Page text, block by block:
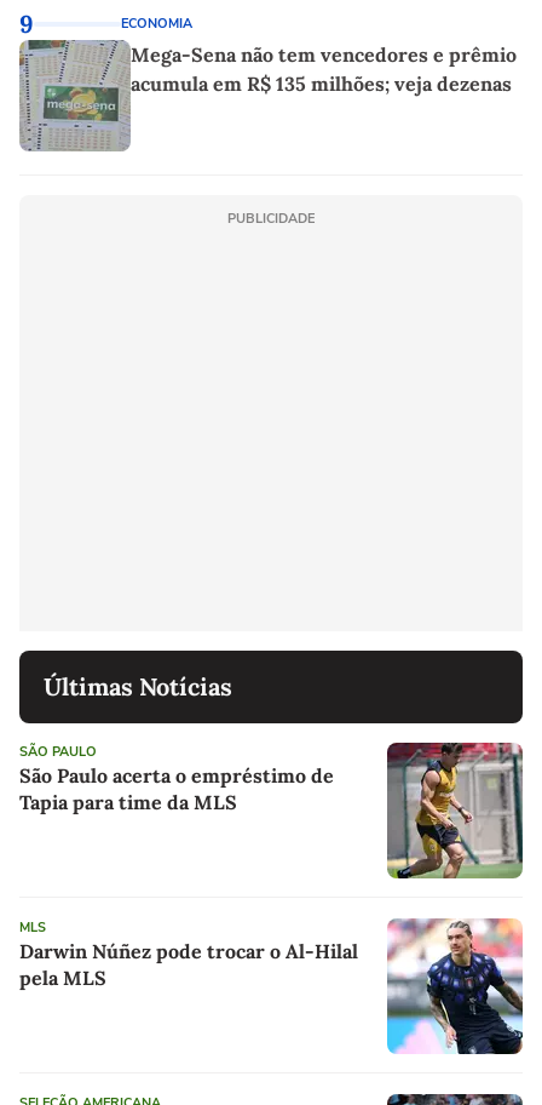
9 ECONOMIA
Mega-Sena não tem vencedores e prêmio
acumula em R$ 135 milhões; veja dezenas
PUBLICIDADE
Últimas Notícias
SÃO PAULO
São Paulo acerta o empréstimo de
Tapia para time da MLS
MLS
Darwin Núñez pode trocar o Al-Hilal
pela MLS